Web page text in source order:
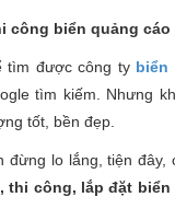
công biển quảng cáo
tìm được công ty biển
tìm kiếm. Nhưng
tốt, bền đẹp.
đừng lo lắng, tiện đây,
thi công, lắp đặt